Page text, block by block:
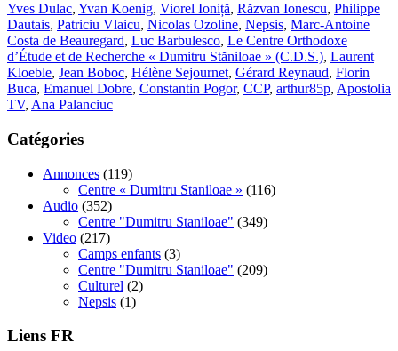
Yves Dulac, Yvan Koenig, Viorel Ioniță, Răzvan Ionescu, Philippe
Dautais, Patriciu Vlaicu, Nicolas Ozoline, Nepsis, Marc-Antoine
Costa de Beauregard, Luc Barbulesco, Le Centre Orthodoxe
d’Étude et de Recherche « Dumitru Stăniloae » (C.D.S.), Laurent
Kloeble, Jean Boboc, Hélène Sejournet, Gérard Reynaud, Florin
Buca, Emanuel Dobre, Constantin Pogor, CCP, arthur85p, Apostolia
TV, Ana Palanciuc
Catégories
Annonces (119)
Centre « Dumitru Staniloae » (116)
Audio (352)
Centre "Dumitru Staniloae" (349)
Video (217)
Camps enfants (3)
Centre "Dumitru Staniloae" (209)
Culturel (2)
Nepsis (1)
Liens FR